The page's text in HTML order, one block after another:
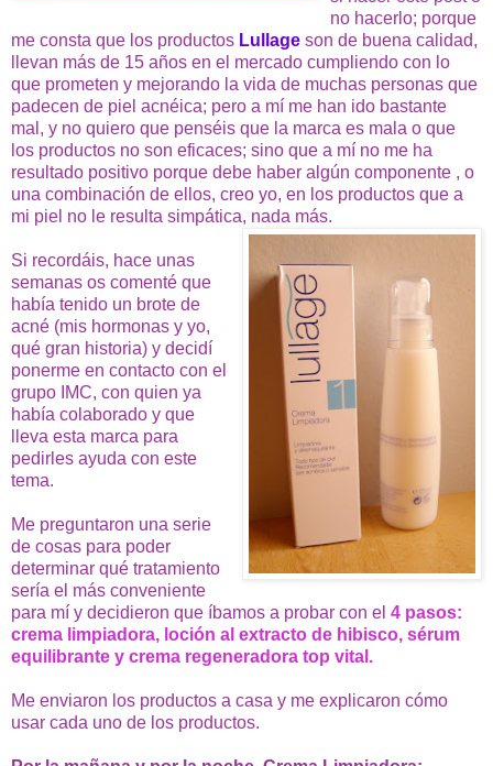
no hacerlo; porque
me consta que los productos Lullage son de buena calidad,
llevan más de 15 años en el mercado cumpliendo con lo
que prometen y mejorando la vida de muchas personas que
padecen de piel acnéica; pero a mí me han ido bastante
mal, y no quiero que penséis que la marca es mala o que
los productos no son eficaces; sino que a mí no me ha
resultado positivo porque debe haber algún componente , o
una combinación de ellos, creo yo, en los productos que a
mi piel no le resulta simpática, nada más.
Si recordáis, hace unas
semanas os comenté que
había tenido un brote de
acné (mis hormonas y yo,
qué gran historia) y decidí
ponerme en contacto con el
grupo IMC, con quien ya
había colaborado y que
lleva esta marca para
pedirles ayuda con este
tema.
Me preguntaron una serie
de cosas para poder
determinar qué tratamiento
sería el más conveniente
para mí y decidieron que íbamos a probar con el 4 pasos:
crema limpiadora, loción al extracto de hibisco, sérum
equilibrante y crema regeneradora top vital.
Me enviaron los productos a casa y me explicaron cómo
usar cada uno de los productos.